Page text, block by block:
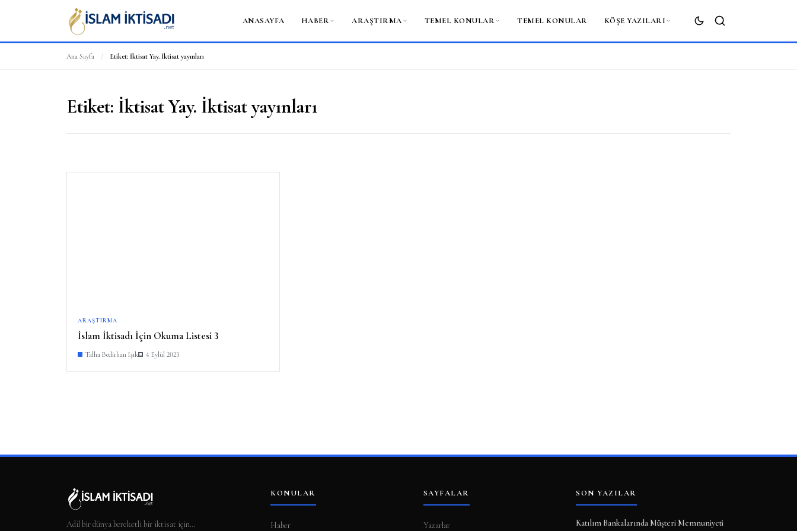
ANASAYFA HABER ARAŞTIRMA TEMEL KONULAR TEMEL KONULAR KÖŞE YAZILARI
ARA
Ana Sayfa / Etiket: İktisat Yay. İktisat yayınları
Etiket: İktisat Yay. İktisat yayınları
ARAŞTIRMA
İslam İktisadı İçin Okuma Listesi 3
Talha Bedirhan Işık 4 Eylül 2023
Adil bir dünya bereketli bir iktisat için…
KONULAR
Haber
SAYFALAR
Yazarlar
SON YAZILAR
Katılım Bankalarında Müşteri Memnuniyeti